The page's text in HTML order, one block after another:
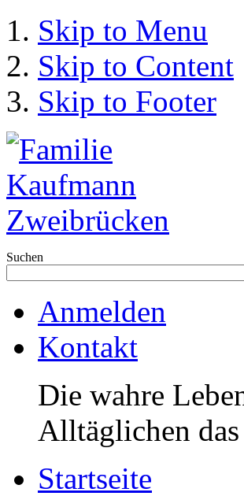
Skip to Menu
Skip to Content
Skip to Footer
Suchen
Anmelden
Kontakt
Die wahre
Alltäglichen das
Startseite